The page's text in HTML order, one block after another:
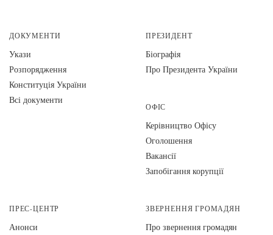
ДОКУМЕНТИ
Укази
Розпорядження
Конституція України
Всі документи
ПРЕЗИДЕНТ
Біографія
Про Президента України
ОФІС
Керівництво Офісу
Оголошення
Вакансії
Запобігання корупції
ПРЕС-ЦЕНТР
Анонси
ЗВЕРНЕННЯ ГРОМАДЯН
Про звернення громадян